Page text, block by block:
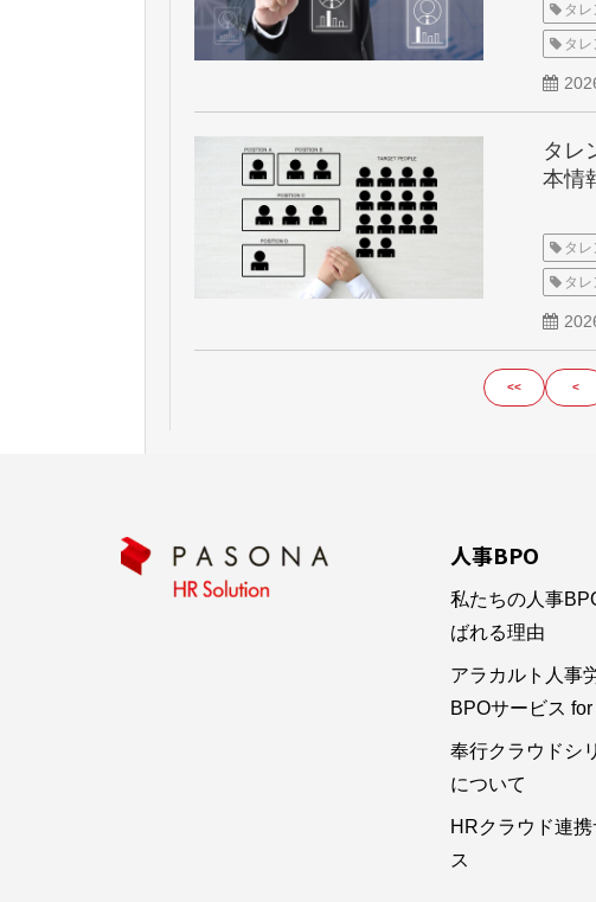
タ
タ
タレ
本情
タ
タ
<< <
人事BPO
私たちの人事
ばれる理由
アラカルト人事
BPOサービス
奉行クラウドシ
について
HRクラウド連
ス